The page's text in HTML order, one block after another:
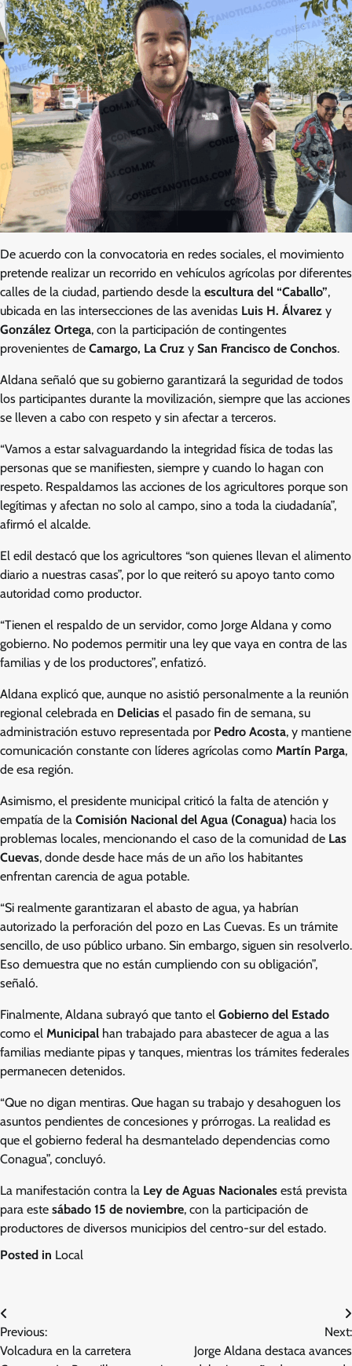
De acuerdo con la convocatoria en redes sociales, el movimiento
pretende realizar un recorrido en vehículos agrícolas por diferentes
calles de la ciudad, partiendo desde la escultura del “Caballo”,
ubicada en las intersecciones de las avenidas Luis H. Álvarez y
González Ortega, con la participación de contingentes
provenientes de Camargo, La Cruz y San Francisco de Conchos.
Aldana señaló que su gobierno garantizará la seguridad de todos
los participantes durante la movilización, siempre que las acciones
se lleven a cabo con respeto y sin afectar a terceros.
“Vamos a estar salvaguardando la integridad física de todas las
personas que se manifiesten, siempre y cuando lo hagan con
respeto. Respaldamos las acciones de los agricultores porque son
legítimas y afectan no solo al campo, sino a toda la ciudadanía”,
afirmó el alcalde.
El edil destacó que los agricultores “son quienes llevan el alimento
diario a nuestras casas”, por lo que reiteró su apoyo tanto como
autoridad como productor.
“Tienen el respaldo de un servidor, como Jorge Aldana y como
gobierno. No podemos permitir una ley que vaya en contra de las
familias y de los productores”, enfatizó.
Aldana explicó que, aunque no asistió personalmente a la reunión
regional celebrada en Delicias el pasado fin de semana, su
administración estuvo representada por Pedro Acosta, y mantiene
comunicación constante con líderes agrícolas como Martín Parga,
de esa región.
Asimismo, el presidente municipal criticó la falta de atención y
empatía de la Comisión Nacional del Agua (Conagua) hacia los
problemas locales, mencionando el caso de la comunidad de Las
Cuevas, donde desde hace más de un año los habitantes
enfrentan carencia de agua potable.
“Si realmente garantizaran el abasto de agua, ya habrían
autorizado la perforación del pozo en Las Cuevas. Es un trámite
sencillo, de uso público urbano. Sin embargo, siguen sin resolverlo.
Eso demuestra que no están cumpliendo con su obligación”,
señaló.
Finalmente, Aldana subrayó que tanto el Gobierno del Estado
como el Municipal han trabajado para abastecer de agua a las
familias mediante pipas y tanques, mientras los trámites federales
permanecen detenidos.
“Que no digan mentiras. Que hagan su trabajo y desahoguen los
asuntos pendientes de concesiones y prórrogas. La realidad es
que el gobierno federal ha desmantelado dependencias como
Conagua”, concluyó.
La manifestación contra la Ley de Aguas Nacionales está prevista
para este sábado 15 de noviembre, con la participación de
productores de diversos municipios del centro-sur del estado.
Posted in Local
Navegación
de
Previous:
Volcadura en la carretera
Next:
Jorge Aldana destaca avances